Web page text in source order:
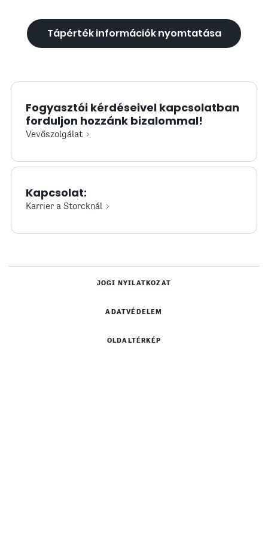
Tápérték információk nyomtatása
Fogyasztói kérdéseivel kapcsolatban
forduljon hozzánk bizalommal!
Vevőszolgálat
Kapcsolat:
Karrier a Storcknál
JOGI NYILATKOZAT
ADATVÉDELEM
OLDALTÉRKÉP